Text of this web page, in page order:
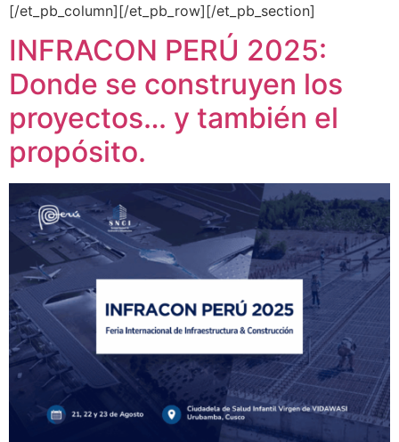
[/et_pb_column][/et_pb_row][/et_pb_section]
INFRACON PERÚ 2025:
Donde se construyen los
proyectos… y también el
propósito.